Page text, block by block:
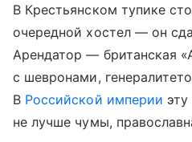
В Крестьянском тупике
очередной хостел — он
Арендатор — британская
с шевронами,
В Российской империи
не лучше чумы,